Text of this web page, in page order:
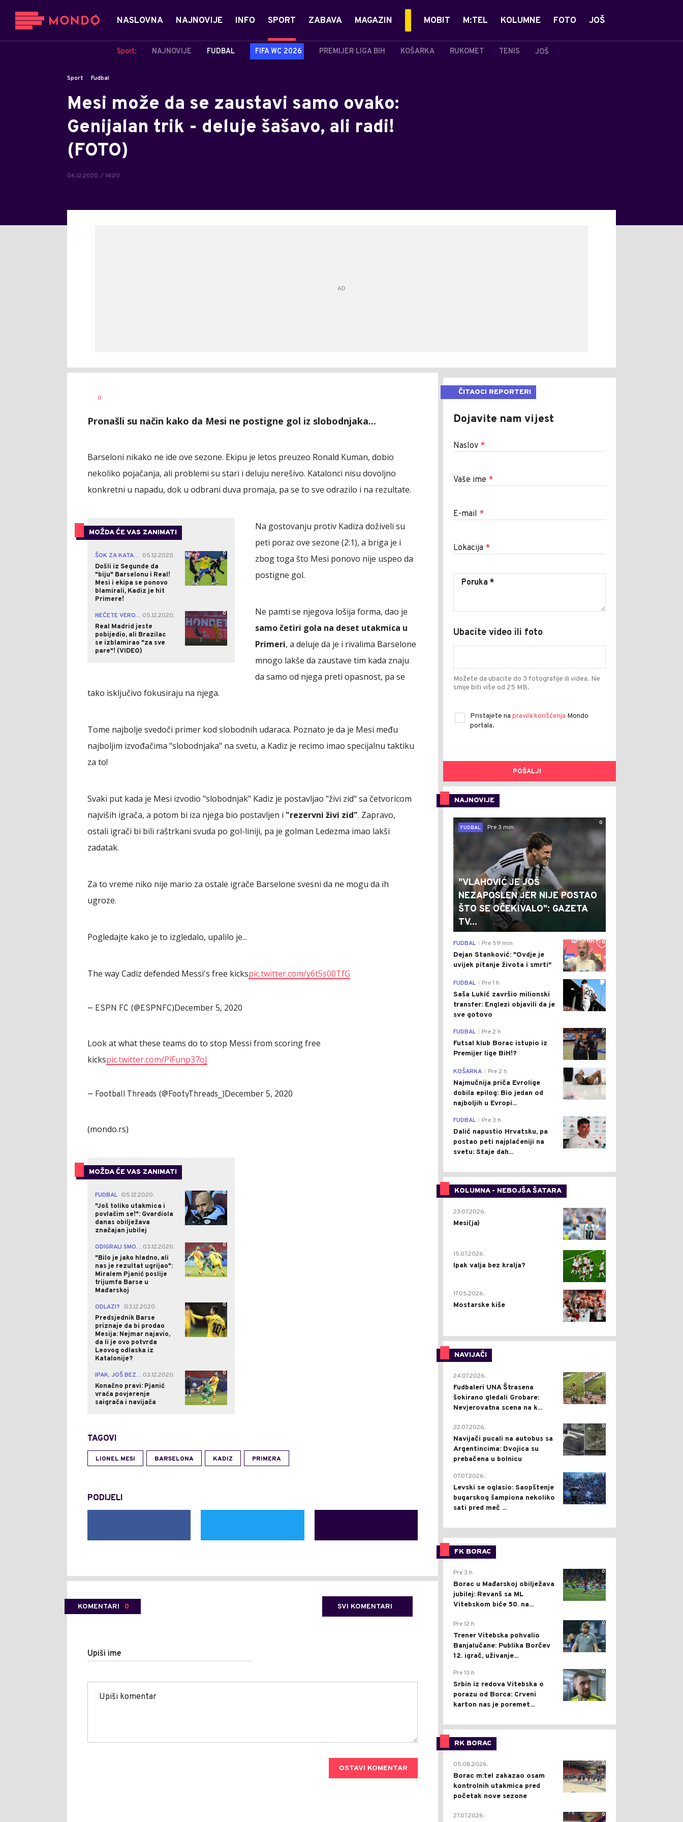
NASLOVNA NAJNOVIJE INFO SPORT
Sport: NAJNOVIJE FUDBAL FIFA WC 2026 PREMIJER LIGA BIH KOŠARKA RUKOMET TENIS JOŠ
ZABAVA MAGAZIN MOBIT M:TEL KOLUMNE FOTO JOŠ
Sport Fudbal
Mesi može da se zaustavi samo ovako:
Genijalan trik - deluje šašavo, ali radi!
(FOTO)
06.12.2020. / 14:20
AUTOR
0
Pronašli su način kako da Mesi ne postigne gol iz slobodnjaka...
Barseloni nikako ne ide ove sezone. Ekipu je letos preuzeo Ronald Kuman, dobio
nekoliko pojačanja, ali problemi su stari i deluju nerešivo. Katalonci nisu dovoljno
konkretni u napadu, dok u odbrani duva promaja, pa se to sve odrazilo i na rezultate.
MOŽDA ĆE VAS ZANIMATI
ŠOK ZA KATALONCE 05.12.2020.
Došli iz Segunde da
"biju" Barselonu i Real!
Mesi i ekipa se ponovo
blamirali, Kadiz je hit
Primere!
0
NEĆETE VEROVATI! 05.12.2020.
Real Madrid jeste
pobijedio, ali Brazilac
se izblamirao "za sve
pare"! (VIDEO)
0
Na gostovanju protiv Kadiza doživeli su
peti poraz ove sezone (2:1), a briga je i
zbog toga što Mesi ponovo nije uspeo da
postigne gol.
Ne pamti se njegova lošija forma, dao je
samo četiri gola na deset utakmica u
Primeri, a deluje da je i rivalima Barselone
mnogo lakše da zaustave tim kada znaju
da samo od njega preti opasnost, pa se
tako isključivo fokusiraju na njega.
Tome najbolje svedoči primer kod slobodnih udaraca. Poznato je da je Mesi među
najboljim izvođačima "slobodnjaka" na svetu, a Kadiz je recimo imao specijalnu taktiku
za to!
Svaki put kada je Mesi izvodio "slobodnjak" Kadiz je postavljao "živi zid" sa četvoricom
najviših igrača, a potom bi iza njega bio postavljen i "rezervni živi zid". Zapravo,
ostali igrači bi bili raštrkani svuda po gol-liniji, pa je golman Ledezma imao lakši
zadatak.
Za to vreme niko nije mario za ostale igrače Barselone svesni da ne mogu da ih
ugroze.
Pogledajte kako je to izgledalo, upalilo je...
The way Cadiz defended Messi's free kickspic.twitter.com/y6t5s00TfG
— ESPN FC (@ESPNFC)December 5, 2020
Look at what these teams do to stop Messi from scoring free
kickspic.twitter.com/PlFunp37oJ
— Football Threads (@FootyThreads_)December 5, 2020
(mondo.rs)
MOŽDA ĆE VAS ZANIMATI
FUDBAL 05.12.2020.
"Još toliko utakmica i
povlačim se!": Gvardiola
danas obilježava
značajan jubilej
0
ODIGRALI SMO DOBRU UTAKMICU 03.12.2020.
"Bilo je jako hladno, ali
nas je rezultat ugrijao":
Miralem Pjanić poslije
trijumfa Barse u
Mađarskoj
0
ODLAZI?
03.12.2020.
Predsjednik Barse
priznaje da bi prodao
Mesija: Nejmar najavio,
da li je ovo potvrda
Leovog odlaska iz
Katalonije?
0
IPAK, JOŠ BEZ GOLA 03.12.2020.
Konačno pravi: Pjanić
vraća povjerenje
saigrača i navijača
0
TAGOVI
LIONEL MESI BARSELONA KADIZ PRIMERA
PODIJELI
KOMENTARI 0 SVI KOMENTARI
Upiši ime
OSTAVI KOMENTAR
ČITAOCI REPORTERI
Dojavite nam vijest
Naslov *
Vaše ime *
E-mail *
Lokacija *
Ubacite video ili foto
Možete da ubacite do 3 fotografije ili videa. Ne
smije biti više od 25 MB.
Pristajete na pravila korišćenja Mondo
portala.
POŠALJI
NAJNOVIJE
0
FUDBAL
Pre 3 min
"VLAHOVIĆ JE JOŠ
NEZAPOSLEN JER NIJE POSTAO
ŠTO SE OČEKIVALO": GAZETA
TV...
0
FUDBAL Pre 59 min
Dejan Stanković: "Ovdje je
uvijek pitanje života i smrti"
0
FUDBAL Pre 1 h
Saša Lukić završio milionski
transfer: Englezi objavili da je
sve gotovo
0
FUDBAL Pre 2 h
Futsal klub Borac istupio iz
Premijer lige BiH!?
0
KOŠARKA Pre 2 h
Najmučnija priča Evrolige
dobila epilog: Bio jedan od
najboljih u Evropi...
0
FUDBAL Pre 3 h
Dalić napustio Hrvatsku, pa
postao peti najplaćeniji na
svetu: Staje dah...
KOLUMNA - NEBOJŠA ŠATARA
0
23.07.2026.
Mesi(ja)
2
15.07.2026.
Ipak valja bez kralja?
0
17.05.2026.
Mostarske kiše
NAVIJAČI
0
24.07.2026.
Fudbaleri UNA Štrasena
šokirano gledali Grobare:
Nevjerovatna scena na k...
0
22.07.2026.
Navijači pucali na autobus sa
Argentincima: Dvojica su
prebačena u bolnicu
1
07.07.2026.
Levski se oglasio: Saopštenje
bugarskog šampiona nekoliko
sati pred meč ...
FK BORAC
0
Pre 3 h
Borac u Mađarskoj obilježava
jubilej: Revanš sa ML
Vitebskom biće 50. na...
0
Pre 12 h
Trener Vitebska pohvalio
Banjalučane: Publika Borčev
12. igrač, uživanje...
0
Pre 13 h
Srbin iz redova Vitebska o
porazu od Borca: Crveni
karton nas je poremet...
RK BORAC
0
05.08.2026.
Borac m:tel zakazao osam
kontrolnih utakmica pred
početak nove sezone
0
27.07.2026.